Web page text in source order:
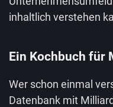
inhaltlich verstehen
Ein Kochbuch für
Wer schon einmal
Datenbank mit